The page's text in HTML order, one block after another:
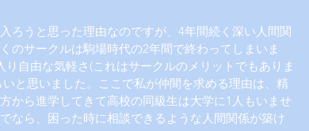
ろうと思った理由なのですが、4年間続く深い人間関
のサークルは駒場時代の2年間で終わってしまいま
自由な気軽さ(これはサークルのメリットでもありま
と思いました。ここで私が仲間を求める理由は、精
から進学してきて高校の同級生は大学に1人もいませ
なら、困った時に相談できるような人間関係が築け